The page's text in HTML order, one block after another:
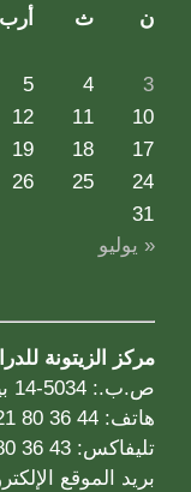
ن
ث أرب
3
4
5
10
11
12
17
18
19
24
25
26
31
« يوليو
مركز الزيتونة
ص.ب.: 5034-14 بيروت – لبنان
هاتف: 44 36 80 21 00961
تليفاكس: 43 36 80 21 00961
بريد الموقع